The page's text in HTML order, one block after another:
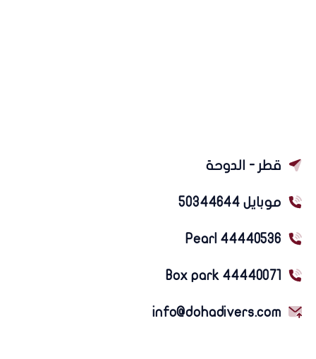
قطر - الدوحة
موبايل 50344644
Pearl 44440536
Box park 44440071
info@dohadivers.com